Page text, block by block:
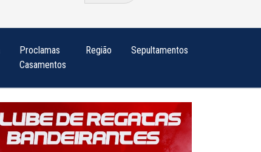
Proclamas
Casamentos
Região Sepultamentos